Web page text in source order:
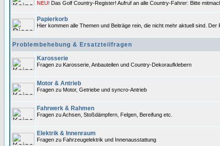
NEU! Das Golf Country-Register! Aufruf an alle Country-Fahrer: Bitte
Papierkorb
Hier kommen alle Themen und Beiträge rein, die nicht mehr aktuell sind.
Problembehebung & Ersatzteilfragen
Karosserie
Fragen zu Karosserie, Anbauteilen und Country-Dekoraufklebern
Motor & Antrieb
Fragen zu Motor, Getriebe und syncro-Antrieb
Fahrwerk & Rahmen
Fragen zu Achsen, Stoßdämpfern, Felgen, Bereifung etc.
Elektrik & Innenraum
Fragen zu Fahrzeugelektrik und Innenausstattung